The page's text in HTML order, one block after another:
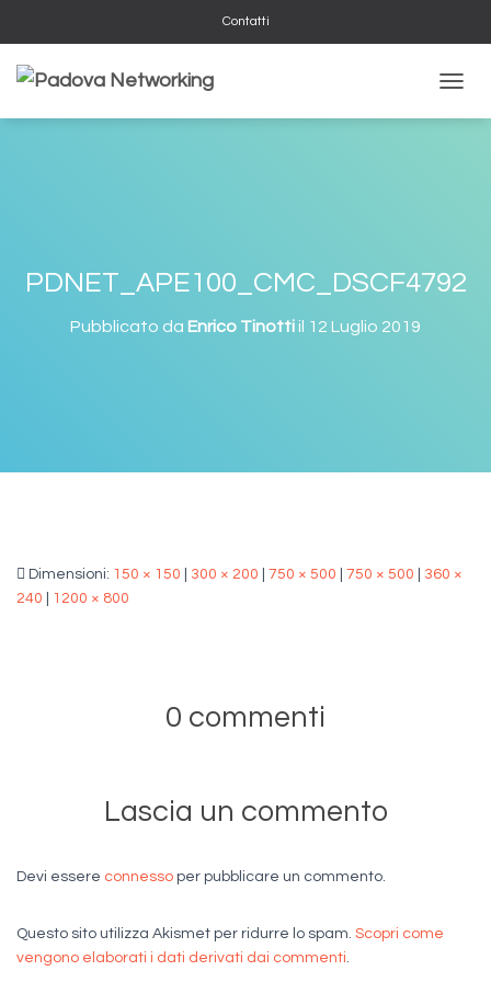
Contatti
PDNET_APE100_CMC_DSCF4792
Pubblicato da Enrico Tinottiil 12 Luglio 2019
Dimensioni: 150 × 150 300 × 200 750 × 500 750 × 500
360 ×
240
1200 × 800
0 commenti
Lascia un commento
Devi essere connesso per pubblicare un commento.
Questo sito utilizza Akismet per ridurre lo spam. Scopri come
vengono elaborati i dati derivati dai commenti.